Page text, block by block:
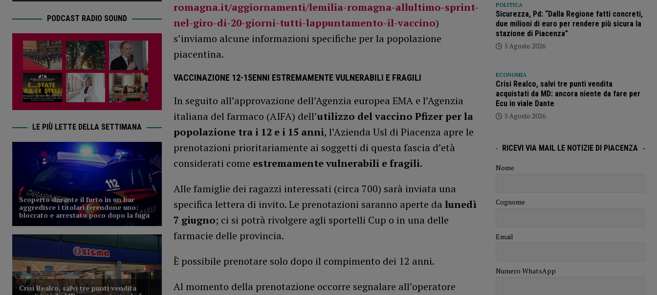
romagna.it/aggiornamenti/lemilia-romagna-allultimo-sprint-
nel-giro-di-20-giorni-tutti-lappuntamento-il-vaccino)
s’inviamo alcune informazioni specifiche per la popolazione
piacentina.
VACCINAZIONE 12-15ENNI ESTREMAMENTE VULNERABILI E FRAGILI
In seguito all’approvazione dell’Agenzia europea EMA e l’Agenzia
italiana del farmaco (AIFA) dell’utilizzo del vaccino Pfizer per la
popolazione tra i 12 e i 15 anni, l’Azienda Usl di Piacenza apre le
prenotazioni prioritariamente ai soggetti di questa fascia d’età
considerati come estremamente vulnerabili e fragili.
Alle famiglie dei ragazzi interessati (circa 700) sarà inviata una
specifica lettera di invito. Le prenotazioni saranno aperte da lunedì
7 giugno; ci si potrà rivolgere agli sportelli Cup o in una delle
farmacie delle provincia.
È possibile prenotare solo dopo il compimento dei 12 anni.
Al momento della prenotazione occorre segnalare all’operatore
PODCAST RADIO SOUND
LE PIÙ LETTE DELLA SETTIMANA
POLITICA
Sicurezza, Pd: “Dalla Regione fatti concreti,
due milioni di euro per rendere più sicura la
stazione di Piacenza”
5 Agosto 2026
ECONOMIA
Crisi Realco, salvi tre punti vendita
acquistati da MD: ancora niente da fare per
Ecu in viale Dante
5 Agosto 2026
RICEVI VIA MAIL LE NOTIZIE DI PIACENZA
Nome
Cognome
Email
Numero WhatsApp